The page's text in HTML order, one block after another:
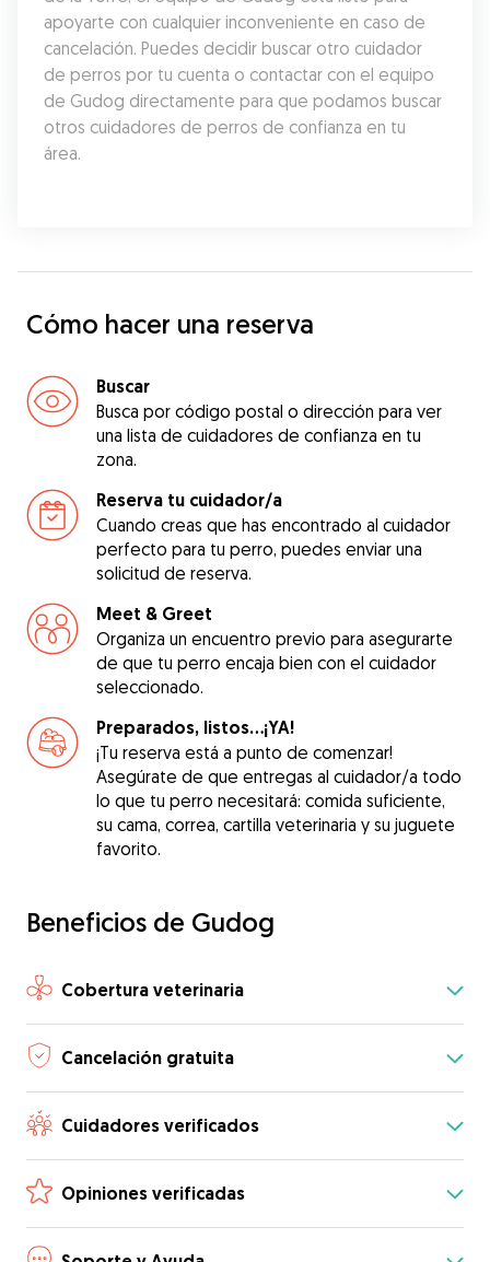
apoyarte con cualquier inconveniente en caso de
cancelación. Puedes decidir buscar otro cuidador
de perros por tu cuenta o contactar con el equipo
de Gudog directamente para que podamos buscar
otros cuidadores de perros de confianza en tu
área.
Cómo hacer una reserva
Buscar
Busca por código postal o dirección para ver
una lista de cuidadores de confianza en tu
zona.
Reserva tu cuidador/a
Cuando creas que has encontrado al cuidador
perfecto para tu perro, puedes enviar una
solicitud de reserva.
Meet & Greet
Organiza un encuentro previo para asegurarte
de que tu perro encaja bien con el cuidador
seleccionado.
Preparados, listos...¡YA!
¡Tu reserva está a punto de comenzar!
Asegúrate de que entregas al cuidador/a todo
lo que tu perro necesitará: comida suficiente,
su cama, correa, cartilla veterinaria y su juguete
favorito.
Beneficios de Gudog
Cobertura veterinaria
Cancelación gratuita
Cuidadores verificados
Opiniones verificadas